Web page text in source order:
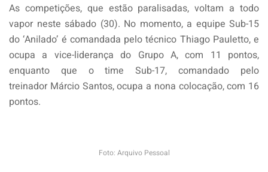
As competições, que estão paralisadas, voltam a todo
vapor neste sábado (30). No momento, a equipe Sub-15
do ‘Anilado’ é comandada pelo técnico Thiago Pauletto, e
ocupa a vice-liderança do Grupo A, com 11 pontos,
enquanto que o time Sub-17, comandado pelo
treinador Márcio Santos, ocupa a nona colocação, com 16
pontos.
Foto: Arquivo Pessoal